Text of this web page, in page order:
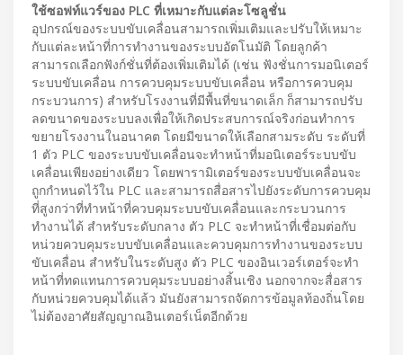
ใช้ซอฟท์แวร์ของ PLC ที่เหมาะกับแต่ละโซลูชั่น
อุปกรณ์ของระบบขับเคลื่อนสามารถเพิ่มเติมและปรับให้เหมาะ
กับแต่ละหน้าที่การทำงานของระบบอัตโนมัติ โดยลูกค้า
สามารถเลือกฟังก์ชั่นที่ต้องเพิ่มเติมได้ (เช่น ฟังชั่นการมอนิเตอร์
ระบบขับเคลื่อน การควบคุมระบบขับเคลื่อน หรือการควบคุม
กระบวนการ) สำหรับโรงงานที่มีพื้นที่ขนาดเล็ก ก็สามารถปรับ
ลดขนาดของระบบลงเพื่อให้เกิดประสบการณ์จริงก่อนทำการ
ขยายโรงงานในอนาคต โดยมีขนาดให้เลือกสามระดับ ระดับที่
1 ตัว PLC ของระบบขับเคลื่อนจะทำหน้าที่มอนิเตอร์ระบบขับ
เคลื่อนเพียงอย่างเดียว โดยพารามิเตอร์ของระบบขับเคลื่อนจะ
ถูกกำหนดไว้ใน PLC และสามารถสื่อสารไปยังระดับการควบคุม
ที่สูงกว่าที่ทำหน้าที่ควบคุมระบบขับเคลื่อนและกระบวนการ
ทำงานได้ สำหรับระดับกลาง ตัว PLC จะทำหน้าที่เชื่อมต่อกับ
หน่วยควบคุมระบบขับเคลื่อนและควบคุมการทำงานของระบบ
ขับเคลื่อน สำหรับในระดับสูง ตัว PLC ของอินเวอร์เตอร์จะทำ
หน้าที่ทดแทนการควบคุมระบบอย่างสิ้นเชิง นอกจากจะสื่อสาร
กับหน่วยควบคุมได้แล้ว มันยังสามารถจัดการข้อมูลท้องถิ่นโดย
ไม่ต้องอาศัยสัญญาณอินเตอร์เน็ตอีกด้วย